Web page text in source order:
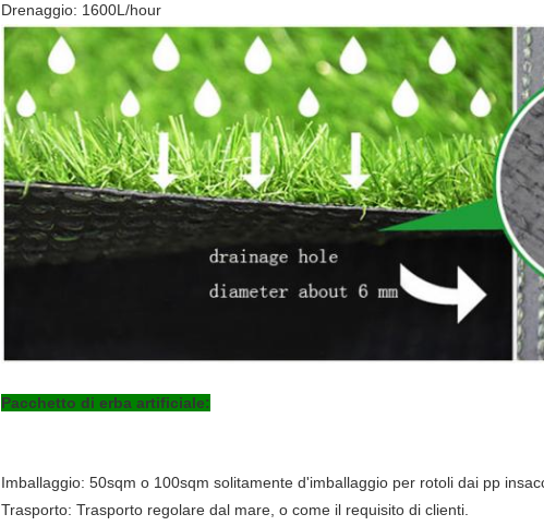
Drenaggio: 1600L/hour
Pacchetto di erba artificiale:
Imballaggio: 50sqm o 100sqm solitamente d'imballaggio per rotoli dai pp
Trasporto: Trasporto regolare dal mare, o come il requisito di clienti.